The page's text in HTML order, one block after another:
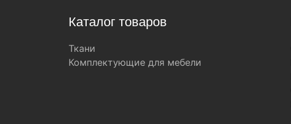
Каталог товаров
Ткани
Комплектующие для мебели